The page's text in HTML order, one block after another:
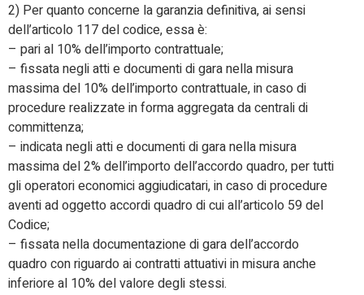
2) Per quanto concerne la garanzia definitiva, ai sensi
dell’articolo 117 del codice, essa è:
– pari al 10% dell’importo contrattuale;
– fissata negli atti e documenti di gara nella misura
massima del 10% dell’importo contrattuale, in caso di
procedure realizzate in forma aggregata da centrali di
committenza;
– indicata negli atti e documenti di gara nella misura
massima del 2% dell’importo dell’accordo quadro, per tutti
gli operatori economici aggiudicatari, in caso di procedure
aventi ad oggetto accordi quadro di cui all’articolo 59 del
Codice;
– fissata nella documentazione di gara dell’accordo
quadro con riguardo ai contratti attuativi in misura anche
inferiore al 10% del valore degli stessi.